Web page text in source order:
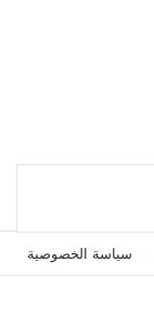
سياسة الخصوصية